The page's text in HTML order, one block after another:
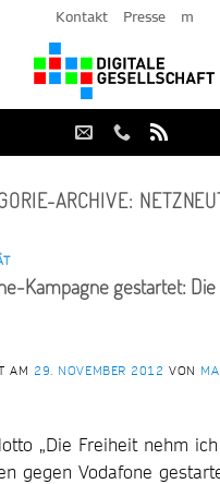
Kontakt Presse m
ARCHIVE:
Kampagne gestartet:
AM 29. NOVEMBER 2012 VON
„Die Freiheit nehm
gegen Vodafone